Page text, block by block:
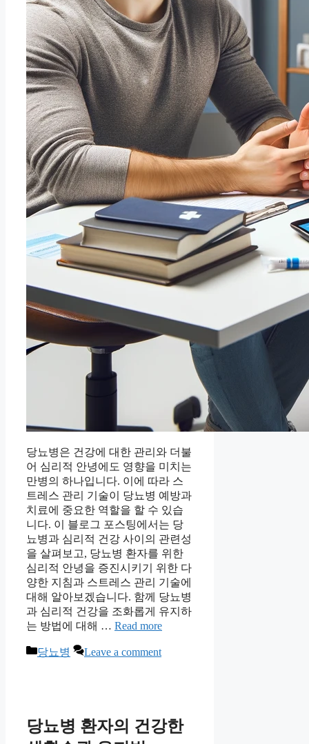
당뇨병은 건강에 대한 관리와 더불
어 심리적 안녕에도 영향을 미치는
만병의 하나입니다. 이에 따라 스
트레스 관리 기술이 당뇨병 예방과
치료에 중요한 역할을 할 수 있습
니다. 이 블로그 포스팅에서는 당
뇨병과 심리적 건강 사이의 관련성
을 살펴보고, 당뇨병 환자를 위한
심리적 안녕을 증진시키기 위한 다
양한 지침과 스트레스 관리 기술에
대해 알아보겠습니다. 함께 당뇨병
과 심리적 건강을 조화롭게 유지하
는 방법에 대해 … Read more
Categories
당뇨병 Leave a comment
당뇨병 환자의 건강한